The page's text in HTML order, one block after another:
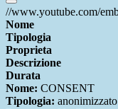
//www.youtube.com/
Nome
Tipologia
Proprieta
Descrizione
Durata
Nome: CONSENT
Tipologia: anonimizzato